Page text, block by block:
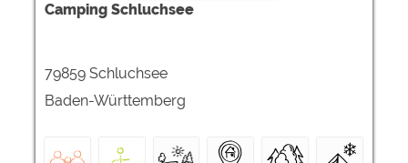
Camping Schluchsee
79859 Schluchsee
Baden-Württemberg